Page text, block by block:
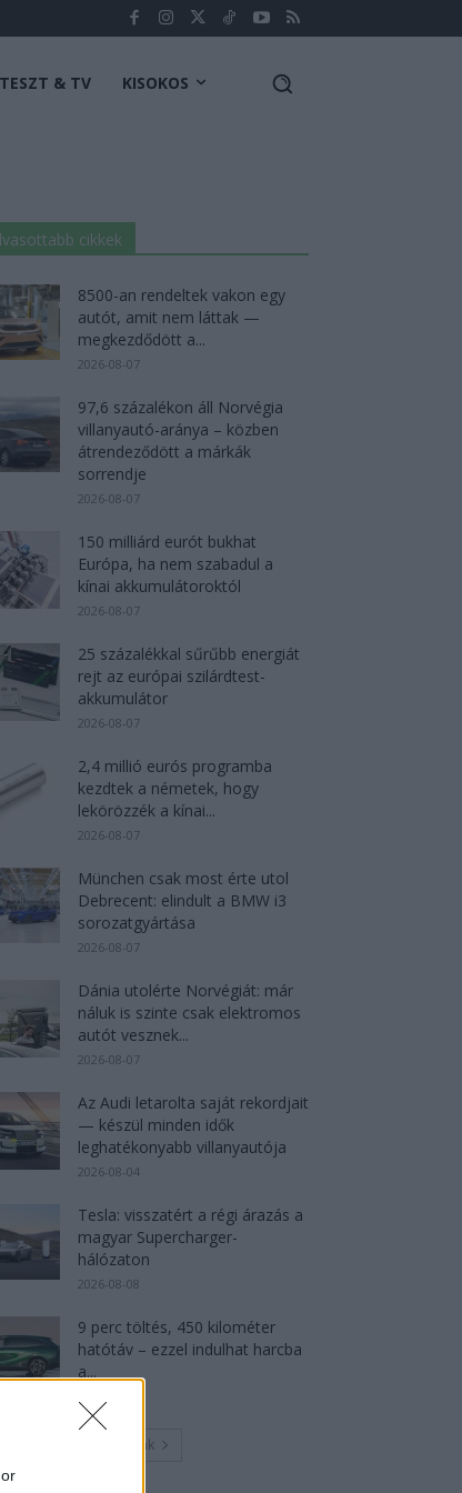
TESZT & TV KISOKOS
cikkek
8500-an rendeltek vakon egy
autót, amit nem láttak —
megkezdődött a...
2026-08-07
97,6 százalékon áll Norvégia
villanyautó-aránya – közben
átrendeződött a márkák
sorrendje
2026-08-07
150 milliárd eurót bukhat
Európa, ha nem szabadul a
kínai akkumulátoroktól
2026-08-07
25 százalékkal sűrűbb energiát
rejt az európai szilárdtest-
akkumulátor
2026-08-07
2,4 millió eurós programba
kezdtek a németek, hogy
lekörözzék a kínai...
2026-08-07
München csak most érte utol
Debrecent: elindult a BMW i3
sorozatgyártása
2026-08-07
Dánia utolérte Norvégiát: már
náluk is szinte csak elektromos
autót vesznek...
2026-08-07
Az Audi letarolta saját rekordjait
— készül minden idők
leghatékonyabb villanyautója
2026-08-04
Tesla: visszatért a régi árazás a
magyar Supercharger-
hálózaton
2026-08-08
9 perc töltés, 450 kilométer
hatótáv – ezzel indulhat harcba
a...
Továbbiak